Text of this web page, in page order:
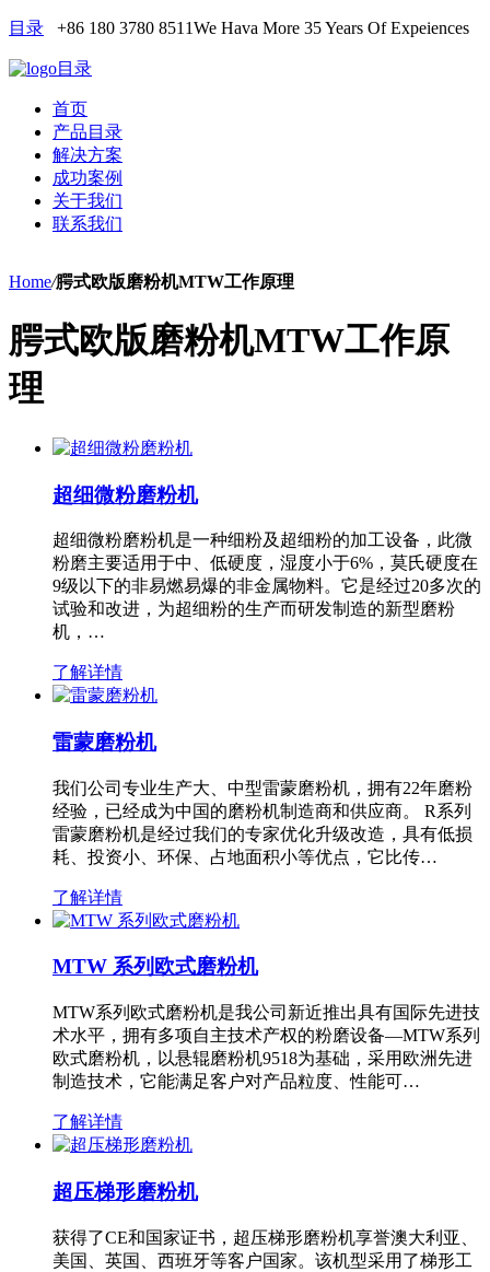
目录 +86 180 3780 8511We Hava More 35 Years Of Expeiences
目录
首页
产品目录
解决方案
成功案例
关于我们
联系我们
Home/腭式欧版磨粉机MTW工作原理
腭式欧版磨粉机MTW工作原
理
超细微粉磨粉机
超细微粉磨粉机是一种细粉及超细粉的加工设备，此微
粉磨主要适用于中、低硬度，湿度小于6%，莫氏硬度在
9级以下的非易燃易爆的非金属物料。它是经过20多次的
试验和改进，为超细粉的生产而研发制造的新型磨粉
机，…
了解详情
雷蒙磨粉机
我们公司专业生产大、中型雷蒙磨粉机，拥有22年磨粉
经验，已经成为中国的磨粉机制造商和供应商。 R系列
雷蒙磨粉机是经过我们的专家优化升级改造，具有低损
耗、投资小、环保、占地面积小等优点，它比传…
了解详情
MTW 系列欧式磨粉机
MTW系列欧式磨粉机是我公司新近推出具有国际先进技
术水平，拥有多项自主技术产权的粉磨设备—MTW系列
欧式磨粉机，以悬辊磨粉机9518为基础，采用欧洲先进
制造技术，它能满足客户对产品粒度、性能可…
了解详情
超压梯形磨粉机
获得了CE和国家证书，超压梯形磨粉机享誉澳大利亚、
美国、英国、西班牙等客户国家。该机型采用了梯形工